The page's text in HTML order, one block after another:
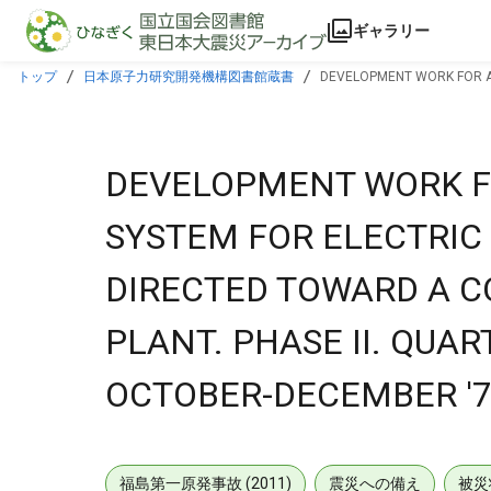
本文に飛ぶ
ギャラリー
トップ 日本原子力研究開発機構図書館蔵書
DEVELOPMENT WORK FOR
DEVELOPMENT WORK
SYSTEM FOR
DIRECTED TOWARD A
PLANT. PHASE II.
OCTOBER-DECEMBER
福島第一原発事故 (2011) 震災への備え 被災